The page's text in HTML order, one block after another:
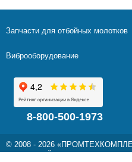
Запчасти для отбойных молотков
Виброоборудование
8-800-500-1973
© 2008 - 2026
предприятий